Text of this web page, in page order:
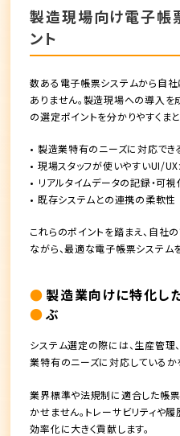
製造現場向け電子帳
ント
数ある電子帳票システムから自
ありません。製造現場への導入
の選定ポイントを分かりやすくまと
• 製造業特有のニーズに対応でき
• 現場スタッフが使いやすいUI/
• リアルタイムデータの記録・可
• 既存システムとの連携の柔軟性
これらのポイントを踏まえ、自社
ながら、最適な電子帳票システムを
製造業向けに特化し
ぶ
システム選定の際には、生産管理
業特有のニーズに対応しているか
業界標準や法規制に適合した帳
かせません。トレーサビリティや
効率化に大きく貢献します。